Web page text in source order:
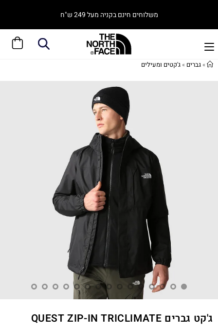
משלוחים חינם בקניה מעל 249 ש"ח
»גברים »ג'קטים ומעילים
ג'קט גברים QUEST ZIP-IN TRICLIMATE‎